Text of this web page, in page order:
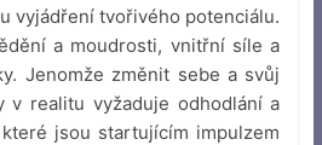
vyjádření tvořivého potenciálu.
a moudrosti, vnitřní síle a
Jenomže změnit sebe a svůj
v realitu vyžaduje odhodlání a
jsou startujícím impulzem